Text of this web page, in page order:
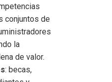
conjuntos de
la
de valor.
: becas,